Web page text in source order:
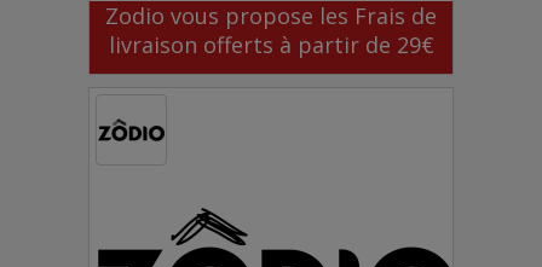
Zodio vous propose les Frais de
livraison offerts à partir de 29€